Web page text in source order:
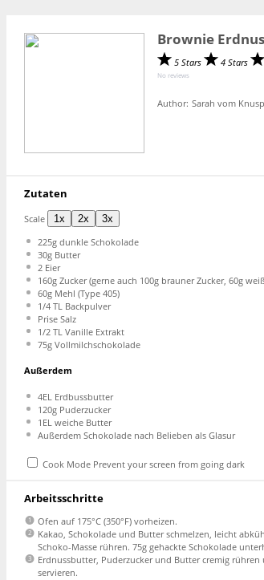
Brownie
5 Stars 4 Stars
No reviews
Author: Sarah vom
Zutaten
Scale 1x 2x
3x
225gdunkle Schokolade
30gButter
2Eier
160gZucker (gerne auch 100gbrauner Zucker, 60g
60gMehl (Type 405)
1/4TL Backpulver
Prise Salz
1/2TL Vanille Extrakt
75gVollmilchschokolade
Außerdem
4EL Erdbussbutter
120gPuderzucker
1 EL weiche Butter
Außerdem Schokolade nach Belieben als Glasur
Cook Mode Prevent your screen from going dark
Arbeitsschritte
Ofen auf 175°C (350°F) vorheizen.
Kakao, Schokolade und Butter schmelzen, leicht
Schoko-Masse rühren. 75g gehackte Schokolade
Erdnussbutter, Puderzucker und Butter cremig rühren
servieren.